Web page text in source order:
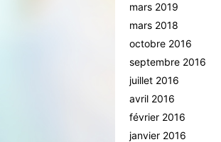
mars 2019
mars 2018
octobre 2016
septembre 2016
juillet 2016
avril 2016
février 2016
janvier 2016